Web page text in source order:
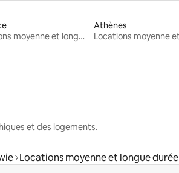
Locations moyenne et longue durée
Athènes
et des logements.
Locations moyenne et longue durée